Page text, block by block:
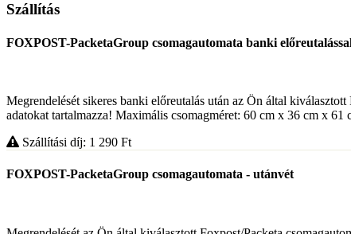
Szállítás
FOXPOST-PacketaGroup csomagautomata banki
Megrendelését sikeres banki előreutalás után az Ön által
adatokat tartalmazza! Maximális csomagméret: 60 cm x 36 cm x
Szállítási díj: 1 290 Ft
FOXPOST-PacketaGroup csomagautomata - utánvét